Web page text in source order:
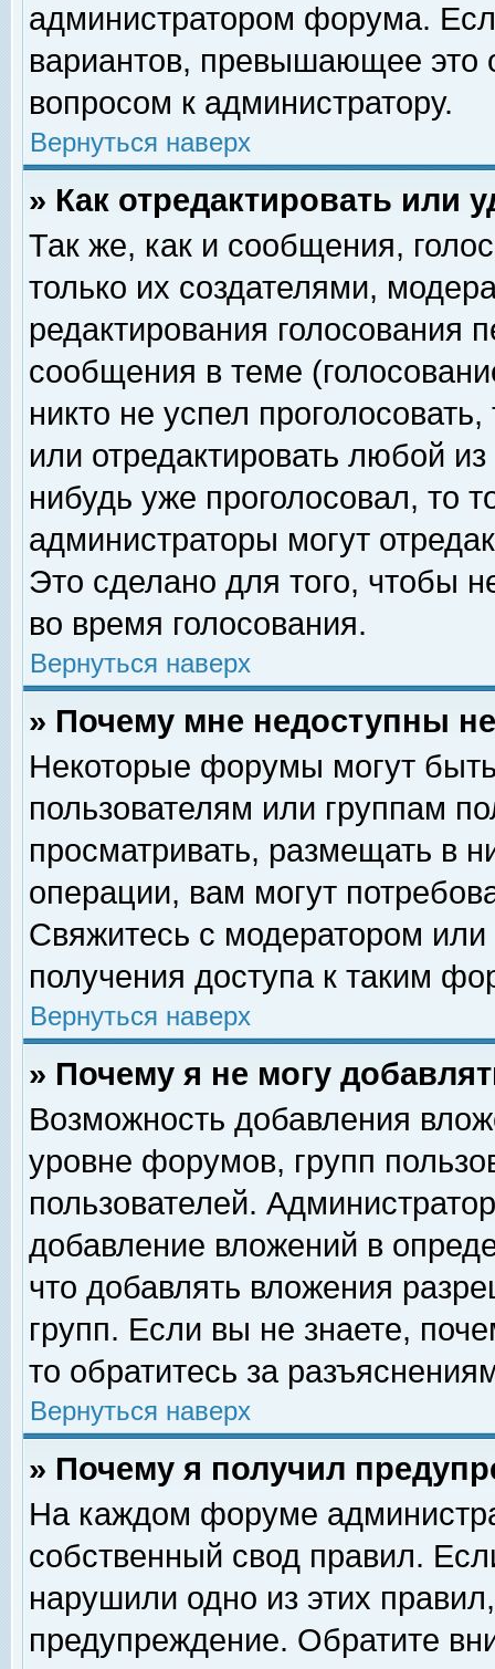
администратором форума.
вариантов, превышающее это
вопросом к администратору.
Вернуться наверх
» Как отредактировать или
Так же, как и сообщения,
только их создателями,
редактирования голосования
сообщения в теме
никто не успел
или отредактировать любой
нибудь уже проголосовал, то
администраторы могут
Это сделано для того, чтобы
во время голосования.
Вернуться наверх
» Почему мне недоступны
Некоторые форумы могут
пользователям или группам
просматривать, размещать в
операции, вам могут
Свяжитесь с модератором
получения доступа к таким
Вернуться наверх
» Почему я не могу
Возможность добавления
уровне форумов, групп
пользователей.
добавление вложений в
что добавлять вложения
групп. Если вы не знаете,
то обратитесь за
Вернуться наверх
» Почему я получил
На каждом форуме
собственный свод правил.
нарушили одно из этих
предупреждение. Обратите